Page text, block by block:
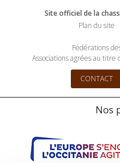
Site officiel de la
Plan du site
Fédérations
Associations agrées au
CONTACT
Nos